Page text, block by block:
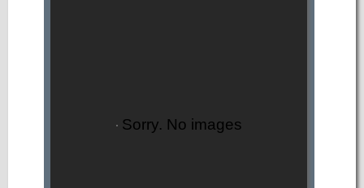
Sorry. No images